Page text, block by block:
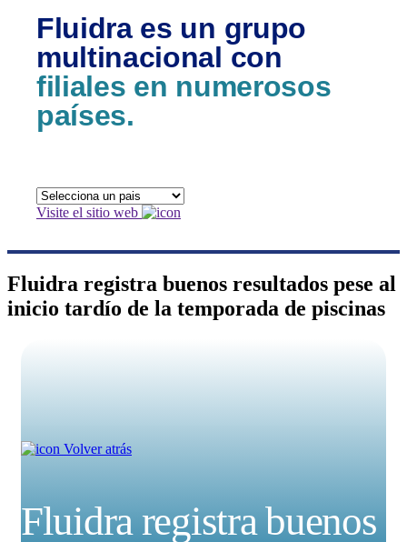
Fluidra es un grupo
multinacional con
filiales en numerosos
países.
Visite el sitio web
Fluidra registra buenos resultados pese al
inicio tardío de la temporada de piscinas
Volver atrás
Fluidra registra buenos